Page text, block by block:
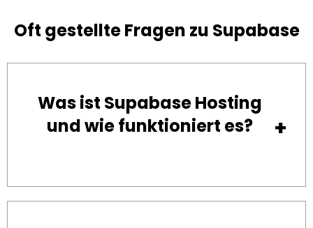
Oft gestellte Fragen zu Supabase
Was ist Supabase Hosting
und wie funktioniert es?